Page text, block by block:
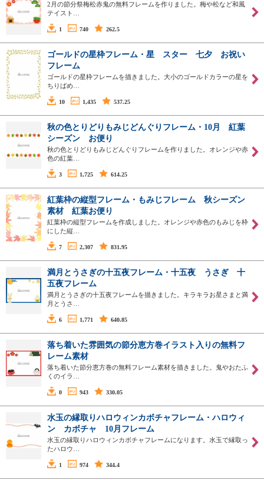
2月の節分祭梅松赤鬼の無料フレームを作りました。梅や松など和風
テイスト…
1 740 262.5
ゴールドの星枠フレーム・星 スター 七夕 お祝い
フレーム
ゴールドの星枠フレームを描きました。大小のゴールドカラーの星を
ちりばめ…
10 1,435 537.25
秋の色とりどりもみじどんぐりフレーム・10月 紅葉
シーズン お便り
秋の色とりどりもみじどんぐりフレームを作りました。オレンジや赤
色の紅葉…
3 1,725 614.25
紅葉枠の縦型フレーム・もみじフレーム 秋シーズン
素材 紅葉お便り
紅葉枠の縦型フレームを作成しました。オレンジや赤色のもみじを枠
にした縦…
7 2,307 831.95
満月とうさぎの十五夜フレーム・十五夜 うさぎ 十
五夜フレーム
満月とうさぎの十五夜フレームを描きました。キラキラお星さまと満
月とうさ…
6 1,771 640.85
落ち着いた雰囲気の節分恵方巻イラスト入りの無料フ
レーム素材
落ち着いた節分恵方巻の無料フレーム素材を描きました。鬼やおたふ
くのイラ…
0 943 330.05
水玉の縁取りハロウィンカボチャフレーム・ハロウィ
ン カボチャ 10月フレーム
水玉の縁取りハロウィンカボチャフレームになります。水玉で縁取っ
たハロウ…
1 974 344.4